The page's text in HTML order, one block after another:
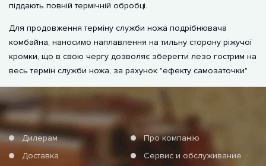
піддають повній термічній обробці.
Для продовження терміну служби ножа подрібнювача
комбайна, наносимо наплавлення на тильну сторону ріжучої
кромки, що в свою чергу дозволяє зберегти лезо гострим на
весь термін служби ножа, за рахунок "ефекту самозаточки"
Дилерам
Про компанію
Доставка
Сервис и обслуживание